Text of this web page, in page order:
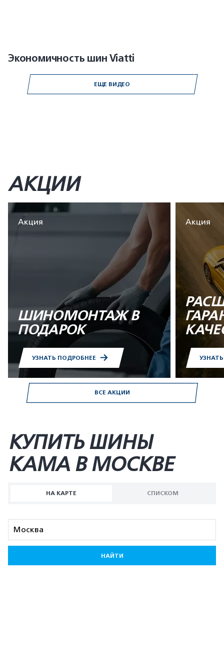
Экономичность шин Viatti
ЕЩЕ ВИДЕО
ВСЕ АКЦИИ
АКЦИИ
Акция
ШИНОМОНТАЖ В
ПОДАРОК
УЗНАТЬ ПОДРОБНЕЕ
Акция
КУПИТЬ ШИНЫ
KAMA В МОСКВЕ
НА КАРТЕ СПИСКОМ
НАЙТИ